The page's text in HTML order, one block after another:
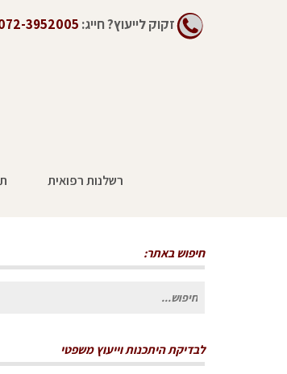
זקוק לייעוץ?חייג: 3952005
רשלנות רפואית
חיפוש באתר:
חיפוש
לבדיקת היתכנות וייעוץ משפטי